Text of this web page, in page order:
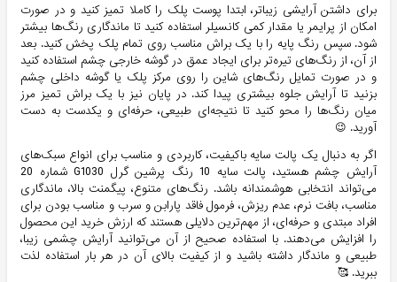
برای داشتن آرایشی زیباتر، ابتدا پوست پلک را کاملا تمیز کنید و در صورت
امکان از پرایمر یا مقدار کمی کانسیلر استفاده کنید تا ماندگاری رنگ‌ها بیشتر
شود. سپس رنگ پایه را با یک براش مناسب روی تمام پلک پخش کنید. بعد
از آن، از رنگ‌های تیره‌تر برای ایجاد عمق در گوشه خارجی چشم استفاده کنید
و در صورت تمایل رنگ‌های شاین را روی مرکز پلک یا گوشه داخلی چشم
بزنید تا آرایش جلوه بیشتری پیدا کند. در پایان نیز با یک براش تمیز مرز
میان رنگ‌ها را محو کنید تا نتیجه‌ای طبیعی، حرفه‌ای و یکدست به دست
آورید. 😉
اگر به دنبال یک پالت سایه باکیفیت، کاربردی و مناسب برای انواع سبک‌های
آرایش چشم هستید، پالت سایه 10 رنگ پرشین گرل G1030 شماره 20
می‌تواند انتخابی هوشمندانه باشد. رنگ‌های متنوع، پیگمنت بالا، ماندگاری
مناسب، بافت نرم، عدم ریزش، فرمول فاقد پارابن و سرب و مناسب بودن برای
افراد مبتدی و حرفه‌ای، از مهم‌ترین دلایلی هستند که ارزش خرید این محصول
را افزایش می‌دهند. با استفاده صحیح از آن می‌توانید آرایش چشمی زیبا،
طبیعی و ماندگار داشته باشید و از کیفیت بالای آن در هر بار استفاده لذت
ببرید. 🥰